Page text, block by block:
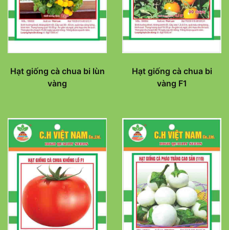
Hạt giống cà chua bi lùn
vàng
Hạt giống cà chua bi
vàng F1